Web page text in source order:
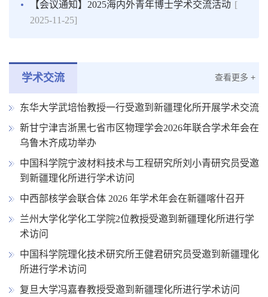
【会议通知】2025海内外青年博士学术交流活动 [
2025-11-25]
学术交流 查看更多 +
东华大学武培怡教授一行受邀到新疆理化所开展学术交流
新甘宁津吉浙黑七省市区物理学会2026年联合学术年会在
乌鲁木齐成功举办
中国科学院宁波材料技术与工程研究所刘小青研究员受邀
到新疆理化所进行学术访问
中西部核学会联合体 2026 年学术年会在新疆喀什召开
兰州大学化学化工学院2位教授受邀到新疆理化所进行学
术访问
中国科学院理化技术研究所王健君研究员受邀到新疆理化
所进行学术访问
复旦大学冯嘉春教授受邀到新疆理化所进行学术访问